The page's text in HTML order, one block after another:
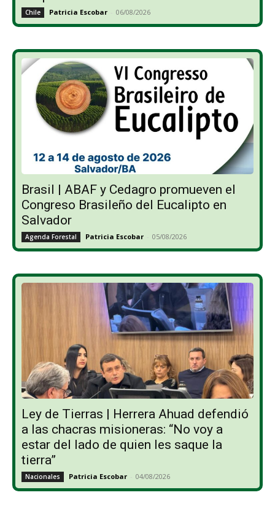
Chile Patricia Escobar - 06/08/2026
Brasil | ABAF y Cedagro promueven el
Congreso Brasileño del Eucalipto en
Salvador
Agenda Forestal Patricia Escobar - 05/08/2026
Ley de Tierras | Herrera Ahuad defendió
a las chacras misioneras: “No voy a
estar del lado de quien les saque la
tierra”
Nacionales Patricia Escobar - 04/08/2026